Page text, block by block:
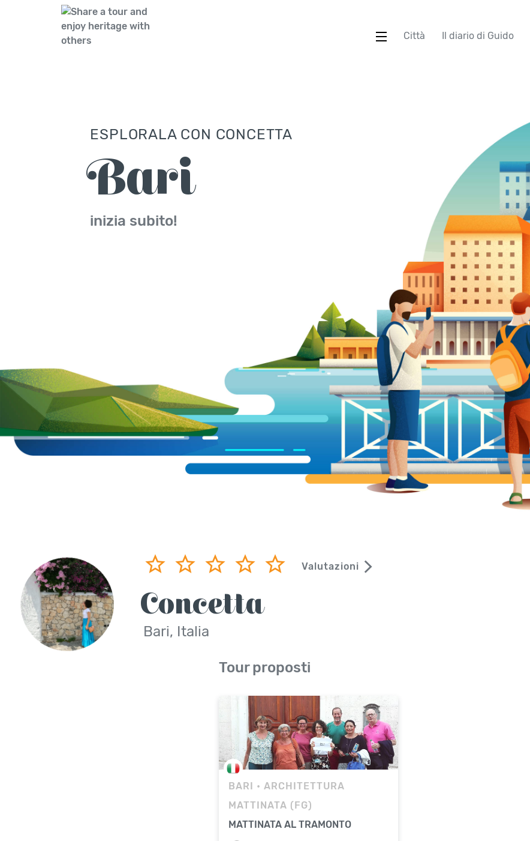
Città Il diario di Guido
ESPLORALA CON CONCETTA
Bari
inizia subito!
Valutazioni
Concetta
Bari, Italia
Tour proposti
BARI • ARCHITETTURA
MATTINATA (FG)
MATTINATA AL TRAMONTO